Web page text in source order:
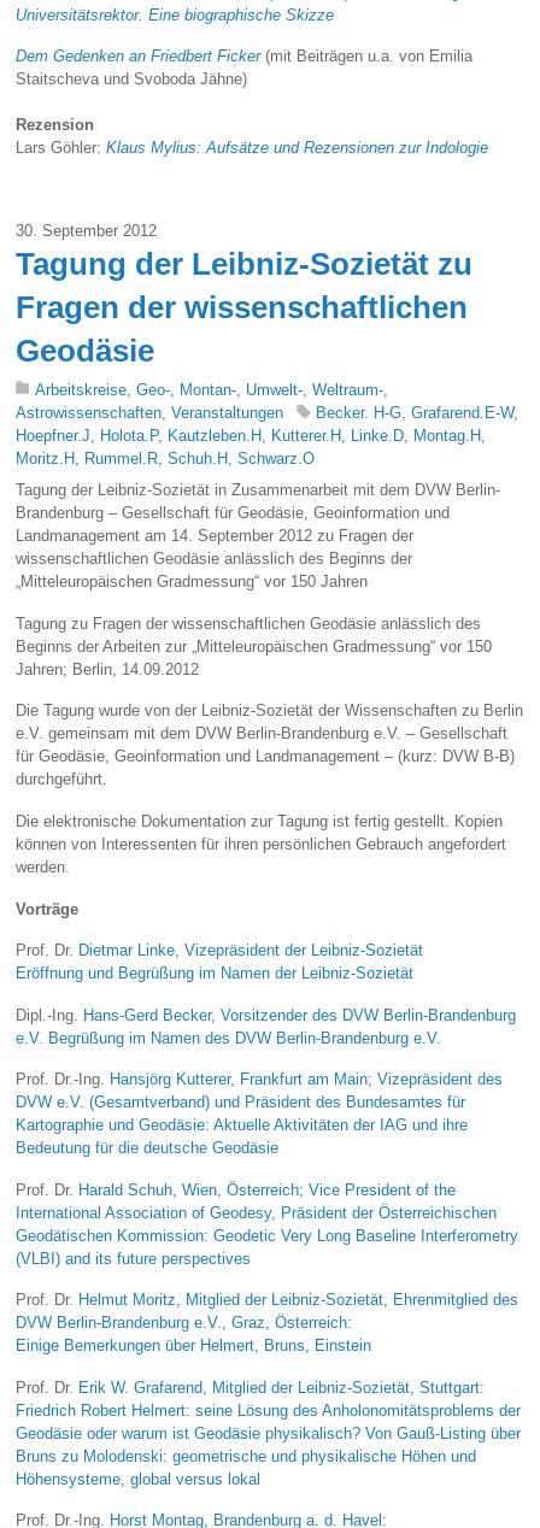
Universitätsrektor. Eine biographische Skizze
Dem Gedenken an Friedbert Ficker(mit Beiträgen u.a. von Emilia
Staitscheva und Svoboda Jähne)
Rezension
Lars Göhler:Klaus Mylius: Aufsätze und Rezensionen zur Indologie
30. September 2012
Tagung der Leibniz-Sozietät zu
Fragen der wissenschaftlichen
Geodäsie
Arbeitskreise,Geo-, Montan-, Umwelt-, Weltraum-,
Astrowissenschaften,Veranstaltungen Becker. H-G,Grafarend.E-W,
Hoepfner.J, Holota.P, Kautzleben.H , Kutterer.H , Linke.D, Montag.H ,
Moritz.H , Rummel.R,Schuh.H ,Schwarz.O
Tagung der Leibniz-Sozietät in Zusammenarbeit mit dem DVW Berlin-
Brandenburg – Gesellschaft für Geodäsie, Geoinformation und
Landmanagement am 14. September 2012 zu Fragen der
wissenschaftlichen Geodäsie anlässlich des Beginns der
„Mitteleuropäischen Gradmessung“ vor 150 Jahren
Tagung zu Fragen der wissenschaftlichen Geodäsie anlässlich des
Beginns der Arbeiten zur „Mitteleuropäischen Gradmessung“ vor 150
Jahren; Berlin, 14.09.2012
Die Tagung wurde von der Leibniz-Sozietät der Wissenschaften zu Berlin
e.V. gemeinsam mit dem DVW Berlin-Brandenburg e.V. – Gesellschaft
für Geodäsie, Geoinformation und Landmanagement – (kurz: DVW B-B)
durchgeführt.
Die elektronische Dokumentation zur Tagung ist fertig gestellt. Kopien
können von Interessenten für ihren persönlichen Gebrauch angefordert
werden.
Vorträge
Prof. Dr. Dietmar Linke, Vizepräsident der Leibniz-Sozietät
Eröffnung und Begrüßung im Namen der Leibniz-Sozietät
Dipl.-Ing. Hans-Gerd Becker, Vorsitzender des DVW Berlin-Brandenburg
e.V. Begrüßung im Namen des DVW Berlin-Brandenburg e.V.
Prof. Dr.-Ing. Hansjörg Kutterer, Frankfurt am Main; Vizepräsident des
DVW e.V. (Gesamtverband) und Präsident des Bundesamtes für
Kartographie und Geodäsie: Aktuelle Aktivitäten der IAG und ihre
Bedeutung für die deutsche Geodäsie
Prof. Dr. Harald Schuh, Wien, Österreich; Vice President of the
International Association of Geodesy, Präsident der Österreichischen
Geodätischen Kommission: Geodetic Very Long Baseline Interferometry
(VLBI) and its future perspectives
Prof. Dr. Helmut Moritz, Mitglied der Leibniz-Sozietät, Ehrenmitglied des
DVW Berlin-Brandenburg e.V., Graz, Österreich:
Einige Bemerkungen über Helmert, Bruns, Einstein
Prof. Dr. Erik W. Grafarend, Mitglied der Leibniz-Sozietät, Stuttgart:
Friedrich Robert Helmert: seine Lösung des Anholonomitätsproblems der
Geodäsie oder warum ist Geodäsie physikalisch? Von Gauß-Listing über
Bruns zu Molodenski: geometrische und physikalische Höhen und
Höhensysteme, global versus lokal
Prof. Dr.-Ing. Horst Montag, Brandenburg a. d. Havel: